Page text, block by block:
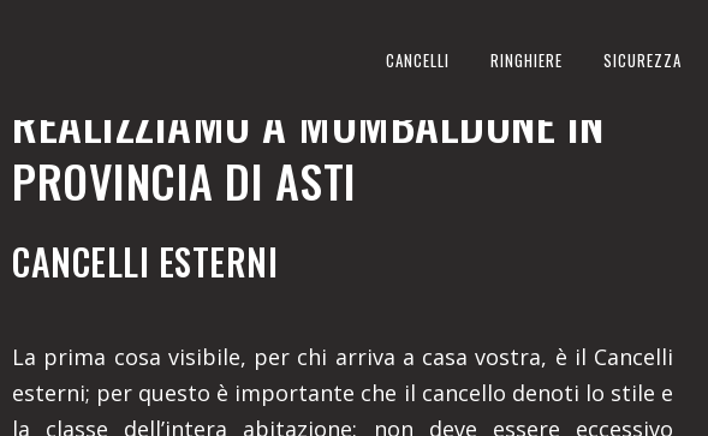
CANCELLI RINGHIERE SICUREZZA
REALIZZIAMO A MOMBALDONE IN
PROVINCIA DI ASTI
CANCELLI ESTERNI
La prima cosa visibile, per chi arriva a casa vostra, è il Cancelli
esterni; per questo è importante che il cancello denoti lo stile e
la classe dell’intera abitazione: non deve essere eccessivo